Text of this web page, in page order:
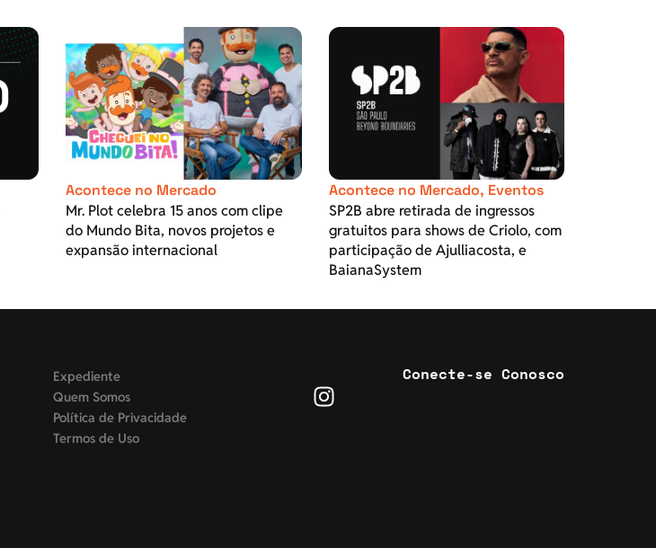
Acontece no Mercado
Mr. Plot celebra 15 anos com clipe
do Mundo Bita, novos projetos e
expansão internacional
Acontece no Mercado, Eventos
SP2B abre retirada de ingressos
gratuitos para shows de Criolo, com
participação de Ajulliacosta, e
BaianaSystem
Expediente
Quem Somos
Política de Privacidade
Termos de Uso
Conecte-se Conosco